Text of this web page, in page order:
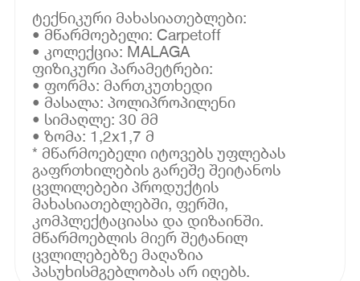
ტექნიკური მახასიათებლები:
• მწარმოებელი: Carpetoff
• კოლექცია: MALAGA
ფიზიკური პარამეტრები:
• ფორმა: მართკუთხედი
• მასალა: პოლიპროპილენი
• სიმაღლე: 30 მმ
• ზომა: 1,2x1,7 მ
* მწარმოებელი იტოვებს უფლებას
გაფრთხილების გარეშე შეიტანოს
ცვლილებები პროდუქტის
მახასიათებლებში, ფერში,
კომპლექტაციასა და დიზაინში.
მწარმოებლის მიერ შეტანილ
ცვლილებებზე მაღაზია
პასუხისმგებლობას არ იღებს.